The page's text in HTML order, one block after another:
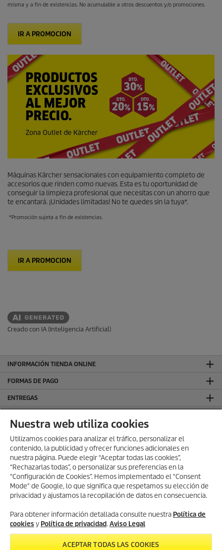
misma y a fin de existencias. No acumulable a otros descuentos y/o promociones.
IR A PROMOCION
Máquinas Kärcher sensacionales con equipamiento completo de
accesorios que rinden como nuevas. Esta es tu oportunidad de
conseguir la limpieza profesional que necesitas con un ahorro que
te encantará. ¡Unidades limitadas! No te quedes sin la tuya*.
*Promoción sujeta a fin de existencias.
IR A PROMOCION
Creado con IA (Inteligencia Artificial)
INFORMACIÓN TIENDA ONLINE
FORMAS DE PAGO
ENTREGAS
SÍGUENOS EN REDES SOCIALES
CONTACTO
INFORMACIÓN GENERAL
INFORMACIÓN LEGAL
Aviso Legal
Política de privacidad
Nuestra web utiliza cookies
Utilizamos cookies para analizar el tráfico, personalizar el
contenido, la publicidad y ofrecer funciones adicionales en
nuestra página. Puede elegir “Aceptar todas las cookies”,
“Rechazarlas todas”, o personalizar sus preferencias en la
“Configuración de Cookies”. Hemos implementado el "Consent
Mode" de Google, lo que significa que respetamos su elección de
privacidad y ajustamos la recopilación de datos en consecuencia.
Para obtener información detallada consulte nuestra Política de
cookies y Política de privacidad.Aviso Legal
ACEPTAR TODAS LAS COOKIES